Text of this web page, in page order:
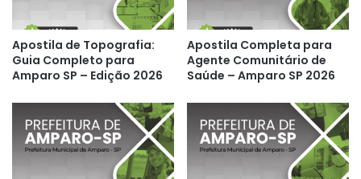
Apostila de Topografia:
Guia Completo para
Amparo SP – Edição 2026
Apostila Completa para
Agente Comunitário de
Saúde – Amparo SP 2026